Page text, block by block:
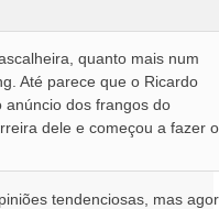
quanto mais num
Até parece que o Ricardo
dos frangos do
dele e começou a fazer o
tendenciosas, mas